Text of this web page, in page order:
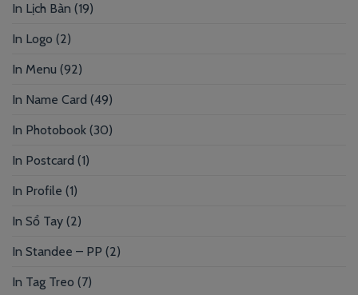
In Lịch Bàn (19)
In Logo (2)
In Menu (92)
In Name Card (49)
In Photobook (30)
In Postcard (1)
In Profile (1)
In Sổ Tay (2)
In Standee – PP (2)
In Tag Treo (7)